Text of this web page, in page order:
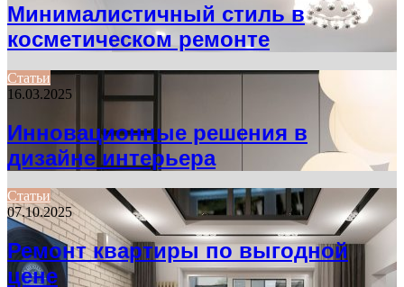
Минималистичный стиль в
косметическом ремонте
Статьи
16.03.2025
Инновационные решения в
дизайне интерьера
Статьи
07.10.2025
Ремонт квартиры по выгодной
цене